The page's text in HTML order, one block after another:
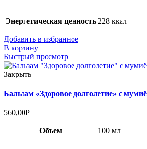
Энергетическая ценность 228 ккал
Добавить в избранное
В корзину
Быстрый просмотр
Закрыть
Бальзам «Здоровое долголетие» с мумиё
560,00Р
Объем 100 мл